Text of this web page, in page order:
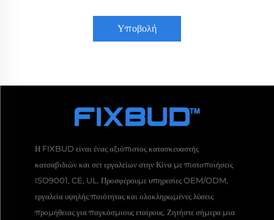
Υποβολή
Η FIXBUD είναι ένας αξιόπιστος κατασκευαστής
κατσαβιδιών και σετ εργαλείων στην Κίνα με πιστοποιήσεις
ISO9001, CE, UL. Προσφέρουμε υπηρεσίες OEM/ODM,
εργαλεία υψηλής ποιότητας και ολοκληρωμένες λύσεις
προμήθειας για παγκόσμιους εταίρους. Ζητήστε σήμερα μια